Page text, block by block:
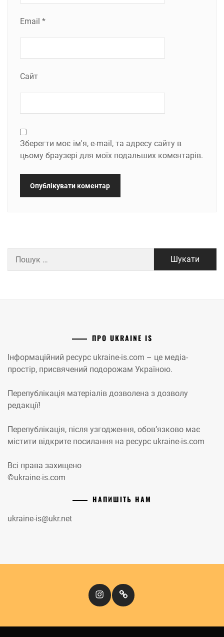
Email *
Сайт
Зберегти моє ім'я, e-mail, та адресу сайту в
цьому браузері для моїх подальших коментарів.
ПРО UKRAINE IS
Інформаційний ресурс ukraine-is.com – це медіа-
простір, присвячений подорожам Україною.
Перепублікація матеріалів дозволена з дозволу
редакції!
Перепублікація, після узгодження, обов’язково має
містити відкрите посилання на ресурс ukraine-is.com
Всі права захищено
©ukraine-is.com
НАПИШІТЬ НАМ
ukraine-is@ukr.net
InstagramКіномандри